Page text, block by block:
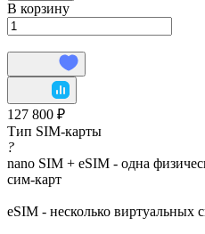
В корзину
127 800 ₽
Тип SIM-карты
?
nano SIM + eSIM - одна
сим-карт
eSIM - несколько виртуальных